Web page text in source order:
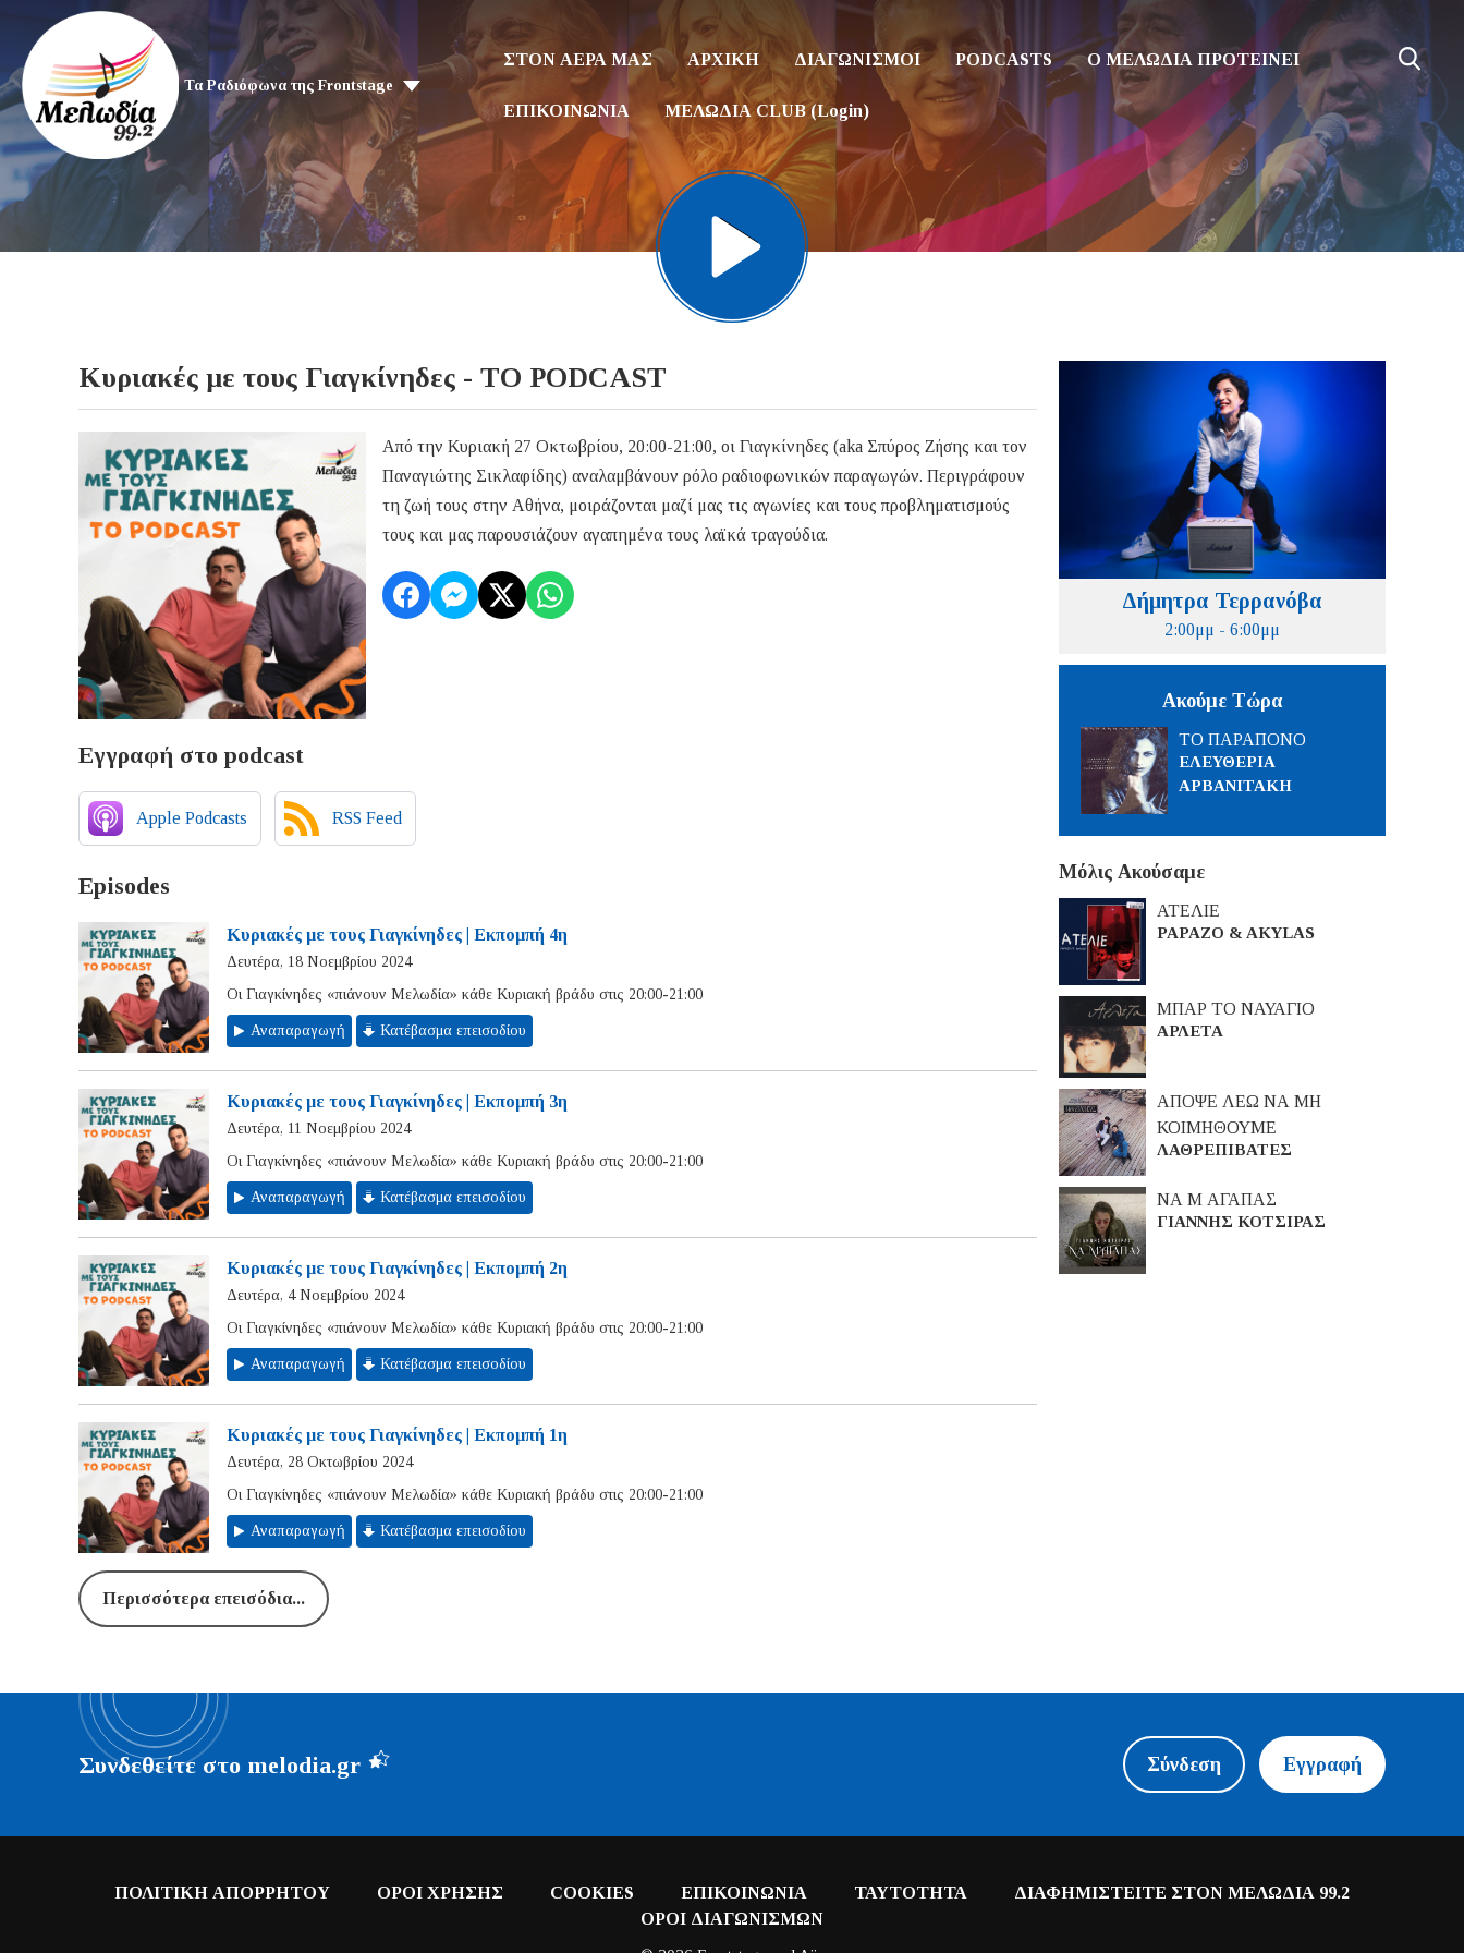
Τα Ραδιόφωνα της Frontstage
ΣΤΟΝ ΑΕΡΑ ΜΑΣ ΑΡΧΙΚΗ ΔΙΑΓΩΝΙΣΜΟΙ PODCASTS Ο ΜΕΛΩΔΙΑ ΠΡΟΤΕΙΝΕΙ
ΕΠΙΚΟΙΝΩΝΙΑ ΜΕΛΩΔΙΑ CLUB (Login)
Κυριακές με τους Γιαγκίνηδες - ΤO PODCAST
Από την Κυριακή 27 Οκτωβρίου, 20:00-21:00, οι Γιαγκίνηδες (aka Σπύρος Ζήσης και τον
Παναγιώτης Σικλαφίδης) αναλαμβάνουν ρόλο ραδιοφωνικών παραγωγών. Περιγράφουν
τη ζωή τους στην Αθήνα, μοιράζονται μαζί μας τις αγωνίες και τους προβληματισμούς
τους και μας παρουσιάζουν αγαπημένα τους λαϊκά τραγούδια.
Εγγραφή στο podcast
Apple Podcasts RSS Feed
Episodes
Κυριακές με τους Γιαγκίνηδες | Εκπομπή 4η
Δευτέρα, 18 Νοεμβρίου 2024
Οι Γιαγκίνηδες «πιάνουν Μελωδία» κάθε Κυριακή βράδυ στις 20:00-21:00
Αναπαραγωγή Κατέβασμα επεισοδίου
Κυριακές με τους Γιαγκίνηδες | Εκπομπή 3η
Δευτέρα, 11 Νοεμβρίου 2024
Οι Γιαγκίνηδες «πιάνουν Μελωδία» κάθε Κυριακή βράδυ στις 20:00-21:00
Αναπαραγωγή Κατέβασμα επεισοδίου
Κυριακές με τους Γιαγκίνηδες | Εκπομπή 2η
Δευτέρα, 4 Νοεμβρίου 2024
Οι Γιαγκίνηδες «πιάνουν Μελωδία» κάθε Κυριακή βράδυ στις 20:00-21:00
Αναπαραγωγή Κατέβασμα επεισοδίου
Κυριακές με τους Γιαγκίνηδες | Εκπομπή 1η
Δευτέρα, 28 Οκτωβρίου 2024
Οι Γιαγκίνηδες «πιάνουν Μελωδία» κάθε Κυριακή βράδυ στις 20:00-21:00
Αναπαραγωγή Κατέβασμα επεισοδίου
Περισσότερα επεισόδια...
Δήμητρα Τερρανόβα
2:00μμ - 6:00μμ
Ακούμε Τώρα
ΤΟ ΠΑΡΑΠΟΝΟ
ΕΛΕΥΘΕΡΙΑ
ΑΡΒΑΝΙΤΑΚΗ
Μόλις Ακούσαμε
ΑΤΕΛΙΕ
PAPAZO & AKYLAS
ΜΠΑΡ ΤΟ ΝΑΥΑΓΙΟ
ΑΡΛΕΤΑ
ΑΠΟΨΕ ΛΕΩ ΝΑ ΜΗ
ΚΟΙΜΗΘΟΥΜΕ
ΛΑΘΡΕΠΙΒΑΤΕΣ
ΝΑ Μ ΑΓΑΠΑΣ
ΓΙΑΝΝΗΣ ΚΟΤΣΙΡΑΣ
Συνδεθείτε στο melodia.gr Σύνδεση Εγγραφή
ΠΟΛΙΤΙΚΗ ΑΠΟΡΡΗΤΟΥ ΟΡΟΙ ΧΡΗΣΗΣ COOKIES ΕΠΙΚΟΙΝΩΝΙΑ ΤΑΥΤΟΤΗΤΑ
ΔΙΑΦΗΜΙΣΤΕΙΤΕ ΣΤΟΝ ΜΕΛΩΔΙΑ 99.2
ΟΡΟΙ ΔΙΑΓΩΝΙΣΜΩΝ